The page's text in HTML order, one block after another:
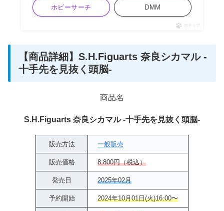
ホビーサーチ DMM
ポチップ
【商品詳細】S.H.Figuarts 奈良シカマル -
十手先を見抜く頭脳-
商品名
S.H.Figuarts 奈良シカマル -十手先を見抜く頭脳-
販売方法 一般販売
販売価格 8,800円（税込）
発売日 2025年02月
予約開始 2024年10月01日(火)16:00〜